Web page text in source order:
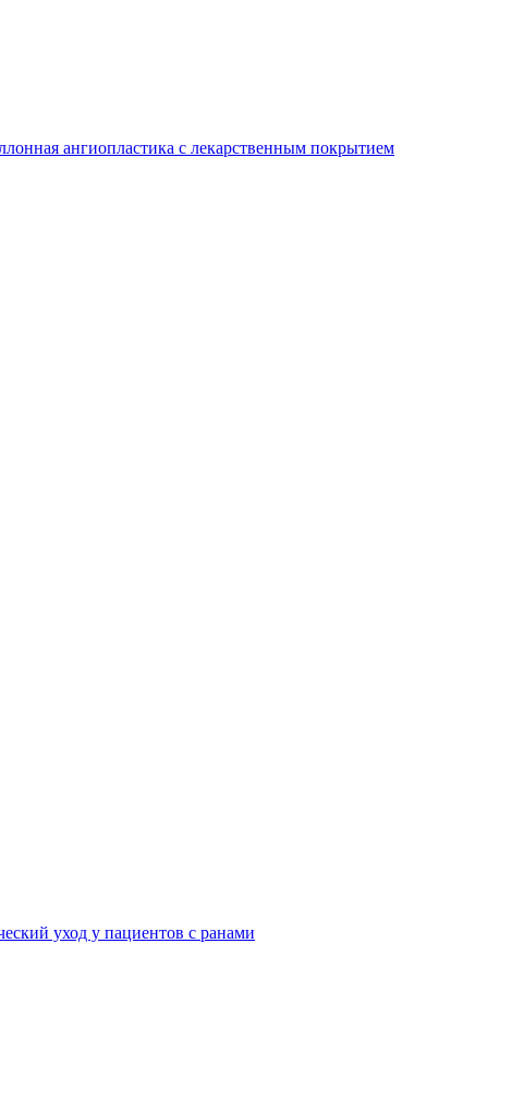
ангиопластика с лекарственным покрытием
уход у пациентов с ранами